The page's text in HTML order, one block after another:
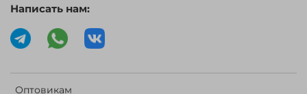
Оптовикам
Написать нам: